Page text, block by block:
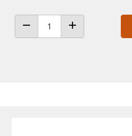
ANZAHL VERRINGERNANZAHL ERHÖHEN